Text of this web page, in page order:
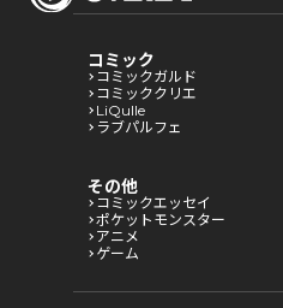
コミック
コミックガルド
コミッククリエ
LiQulle
ラブパルフェ
その他
コミックエッセイ
ポケットモンスター
アニメ
ゲーム